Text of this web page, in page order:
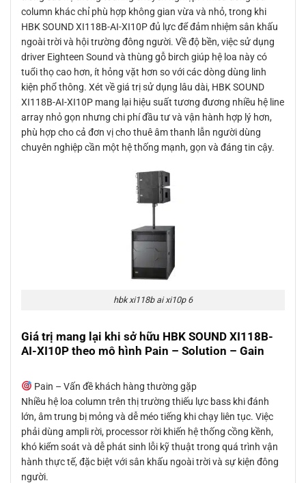
column khác chỉ phù hợp không gian vừa và nhỏ, trong khi
HBK SOUND XI118B-AI-XI10P đủ lực để đảm nhiệm sân khấu
ngoài trời và hội trường đông người. Về độ bền, việc sử dụng
driver Eighteen Sound và thùng gỗ birch giúp hệ loa này có
tuổi thọ cao hơn, ít hỏng vặt hơn so với các dòng dùng linh
kiện phổ thông. Xét về giá trị sử dụng lâu dài, HBK SOUND
XI118B-AI-XI10P mang lại hiệu suất tương đương nhiều hệ line
array nhỏ gọn nhưng chi phí đầu tư và vận hành hợp lý hơn,
phù hợp cho cả đơn vị cho thuê âm thanh lẫn người dùng
chuyên nghiệp cần một hệ thống mạnh, gọn và đáng tin cậy.
hbk xi118b ai xi10p 6
Giá trị mang lại khi sở hữu HBK SOUND XI118B-
AI-XI10P theo mô hình Pain – Solution – Gain
Pain – Vấn đề khách hàng thường gặp
Nhiều hệ loa column trên thị trường thiếu lực bass khi đánh
lớn, âm trung bị mỏng và dễ méo tiếng khi chạy liên tục. Việc
phải dùng ampli rời, processor rời khiến hệ thống cồng kềnh,
khó kiểm soát và dễ phát sinh lỗi kỹ thuật trong quá trình vận
hành thực tế, đặc biệt với sân khấu ngoài trời và sự kiện đông
người.